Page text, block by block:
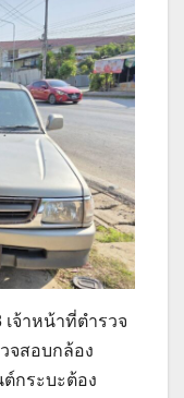
จ้าหน้าที่ตำรวจ
จสอบกล้อง
กระบะต้อง